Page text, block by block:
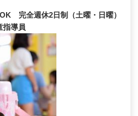
完全週休2日制（土曜・日曜）
指導員